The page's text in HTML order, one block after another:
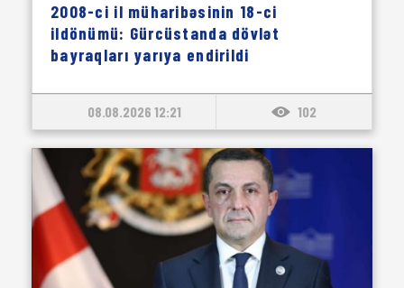
2008-ci il müharibəsinin 18-ci
ildönümü: Gürcüstanda dövlət
bayraqları yarıya endirildi
08.08.2026 12:21 102